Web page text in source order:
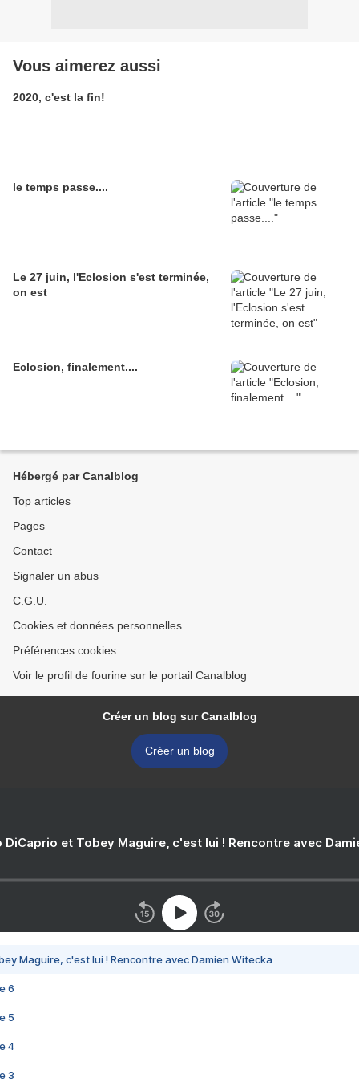
Vous aimerez aussi
2020, c'est la fin!
le temps passe....
Le 27 juin, l'Eclosion s'est terminée,
on est
Eclosion, finalement....
Hébergé par Canalblog
Top articles
Pages
Contact
Signaler un abus
C.G.U.
Cookies et données personnelles
Préférences cookies
Voir le profil de fourine sur le portail Canalblog
Créer un blog sur Canalblog
Créer un blog
DiCaprio et Tobey Maguire, c'est lui ! Rencontre avec
Maguire, c'est lui ! Rencontre avec Damien Witecka
6
5
4
3